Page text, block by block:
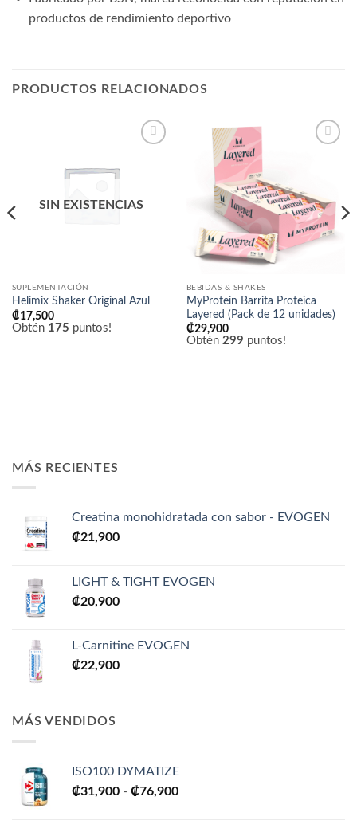
productos de rendimiento deportivo
PRODUCTOS RELACIONADOS
deseos
SIN EXISTENCIAS
SUPLEMENTACIÓN
Helimix Shaker Original Azul
₡17,500
Obtén 175 puntos!
deseos
BEBIDAS & SHAKES
MyProtein Barrita Proteica
Layered (Pack de 12 unidades)
₡29,900
Obtén 299 puntos!
MÁS RECIENTES
Creatina monohidratada con sabor - EVOGEN
₡21,900
LIGHT & TIGHT EVOGEN
₡20,900
L-Carnitine EVOGEN
₡22,900
MÁS VENDIDOS
ISO100 DYMATIZE
₡31,900 - ₡76,900Rango